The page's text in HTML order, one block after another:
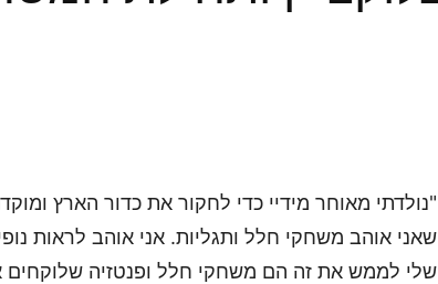
"נולדתי מאוחר מידיי כדי לחקור את כדור הארץ
שאני אוהב משחקי חלל ותגליות. אני אוהב לראות
שלי לממש את זה הם משחקי חלל ופנטזיה שלוקחים